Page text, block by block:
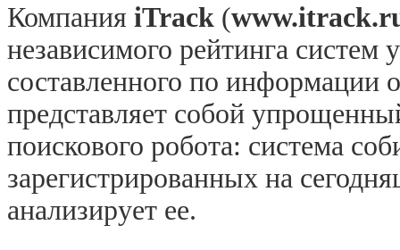
Компания iTrack (
независимого рейтинга систем
составленного по информации
представляет собой
поискового робота: система
зарегистрированных на
анализирует ее.